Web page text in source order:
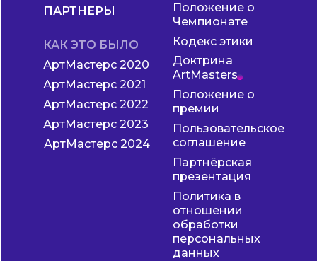
ПАРТНЕРЫ
КАК ЭТО БЫЛО
АртМастерс 2020
АртМастерс 2021
АртМастерс 2022
АртМастерс 2023
АртМастерс 2024
Положение о
Чемпионате
Кодекс этики
Доктрина
ArtMasters
Положение о
премии
Пользовательское
соглашение
Партнёрская
презентация
Политика в
отношении
обработки
персональных
данных